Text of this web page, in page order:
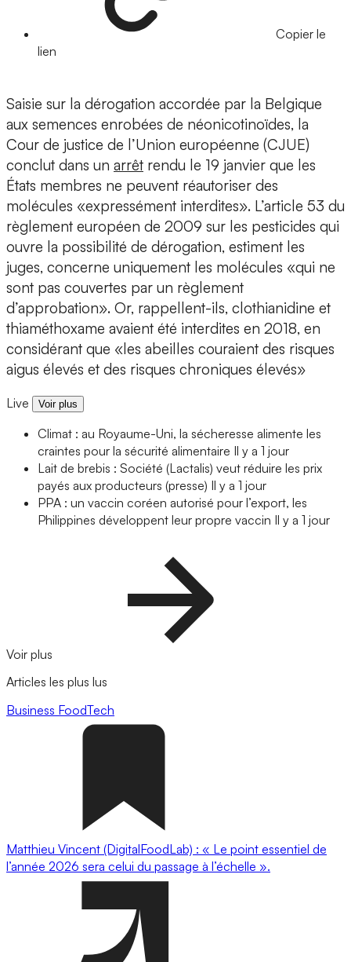
Copier le
lien
Saisie sur la dérogation accordée par la Belgique
aux semences enrobées de néonicotinoïdes, la
Cour de justice de l’Union européenne (CJUE)
conclut dans un arrêt rendu le 19 janvier que les
États membres ne peuvent réautoriser des
molécules «expressément interdites». L’article 53 du
règlement européen de 2009 sur les pesticides qui
ouvre la possibilité de dérogation, estiment les
juges, concerne uniquement les molécules «qui ne
sont pas couvertes par un règlement
d’approbation». Or, rappellent-ils, clothianidine et
thiaméthoxame avaient été interdites en 2018, en
considérant que «les abeilles couraient des risques
aigus élevés et des risques chroniques élevés»
Live Voir plus
Climat : au Royaume-Uni, la sécheresse alimente les
craintes pour la sécurité alimentaire Il y a 1 jour
Lait de brebis : Société (Lactalis) veut réduire les prix
payés aux producteurs (presse) Il y a 1 jour
PPA : un vaccin coréen autorisé pour l’export, les
Philippines développent leur propre vaccin Il y a 1 jour
Voir plus
Articles les plus lus
Business FoodTech
Matthieu Vincent (DigitalFoodLab) : « Le point essentiel de
l’année 2026 sera celui du passage à l’échelle ».